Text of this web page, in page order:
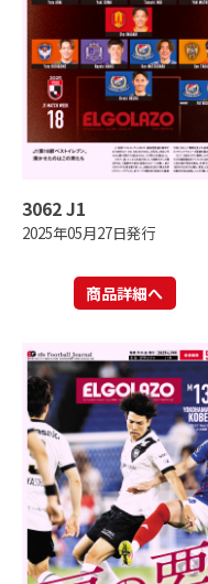
3062 J1
2025年05月27日発行
商品詳細へ